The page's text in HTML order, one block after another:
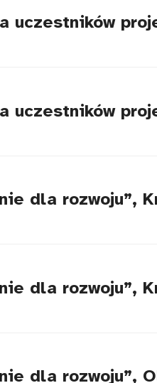
uczestników
uczestników
dla rozwoju”,
dla rozwoju”,
dla rozwoju”,